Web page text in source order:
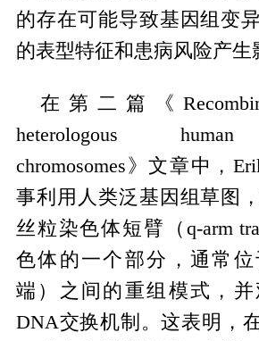
的存在可能导致基因组变
的表型特征和患病风险产生
在第二篇《
heterologous human
chromosomes》文章中，
事利用人类泛基因组草图
丝粒染色体短臂（q-arm
色体的一个部分，通常
端）之间的重组模式，
DNA交换机制。这表明，